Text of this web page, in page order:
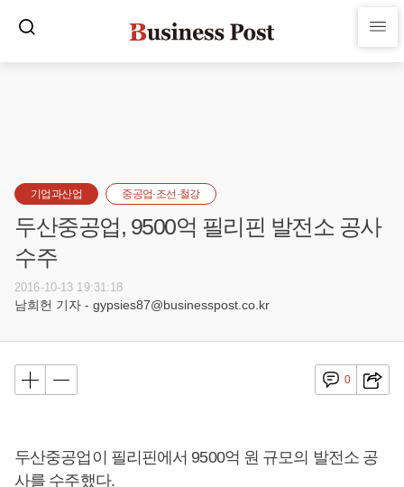
기업과산업 중공업·조선·철강
두산중공업, 9500억 필리핀 발전소 공사
수주
2016-10-13 19:31:18
남희헌 기자 - gypsies87@businesspost.co.kr
0
두산중공업이 필리핀에서 9500억 원 규모의 발전소 공
사를 수주했다.